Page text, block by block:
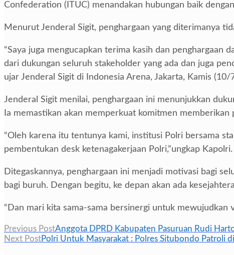
Confederation (ITUC) menandakan hubungan baik
Menurut Jenderal Sigit, penghargaan yang diterimanya
“Saya juga mengucapkan terima kasih dan penghargaan
dari dukungan seluruh stakeholder yang ada dan juga
ujar Jenderal Sigit di Indonesia Arena, Jakarta, Kamis (10/
Jenderal Sigit menilai, penghargaan ini menunjukkan
Ia memastikan akan memperkuat komitmen
“Oleh karena itu tentunya kami, institusi Polri bersama
pembentukan desk ketenagakerjaan Polri,”ungkap Kapolri.
Ditegaskannya, penghargaan ini menjadi motivasi bagi
bagi buruh. Dengan begitu, ke depan akan ada
“Dan mari kita sama-sama bersinergi untuk mewujudkan
Navigasi
Previous PostAnggota DPRD Kabupaten Pasuruan Rudi
Next PostPolri Untuk Masyarakat : Polres Situbondo Patroli